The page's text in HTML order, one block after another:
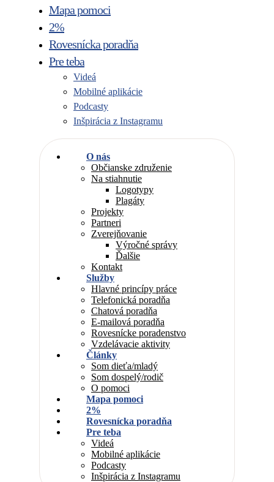
Mapa pomoci
2%
Rovesnícka poradňa
Pre teba
Videá
Mobilné aplikácie
Podcasty
Inšpirácia z Instagramu
O nás
Občianske združenie
Na stiahnutie
Logotypy
Plagáty
Projekty
Partneri
Zverejňovanie
Výročné správy
Ďalšie
Kontakt
Služby
Hlavné princípy práce
Telefonická poradňa
Chatová poradňa
E-mailová poradňa
Rovesnícke poradenstvo
Vzdelávacie aktivity
Články
Som dieťa/mladý
Som dospelý/rodič
O pomoci
Mapa pomoci
2%
Rovesnícka poradňa
Pre teba
Videá
Mobilné aplikácie
Podcasty
Inšpirácia z Instagramu